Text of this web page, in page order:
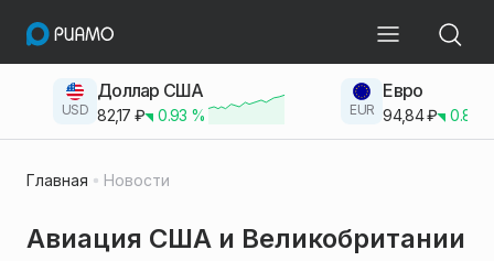
USD
Доллар США
82,17 ₽ 0.93 % EUR
Евро
94,84₽ 0.83
Главная Новости
Авиация США и Великобритании